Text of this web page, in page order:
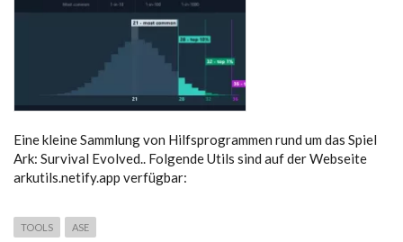
Eine kleine Sammlung von Hilfsprogrammen rund um das Spiel
Ark: Survival Evolved.. Folgende Utils sind auf der Webseite
arkutils.netify.app verfügbar:
TOOLS ASE